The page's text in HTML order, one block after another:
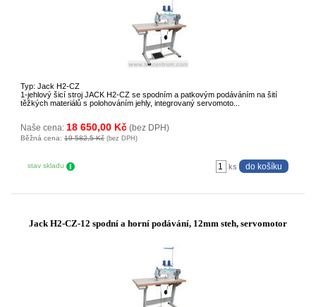
Typ: Jack H2-CZ
1-jehlový šicí stroj JACK H2-CZ se spodním a patkovým podáváním na šití
těžkých materiálů s polohováním jehly, integrovaný servomoto...
Naše cena: 18 650,00 Kč (bez DPH)
Běžná cena: 19 582,5 Kč (bez DPH)
stav skladu ks
Jack H2-CZ-12 spodní a horní podávání, 12mm steh, servomotor